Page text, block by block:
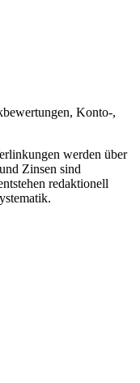
Konto-,
werden über
Zinsen sind
redaktionell